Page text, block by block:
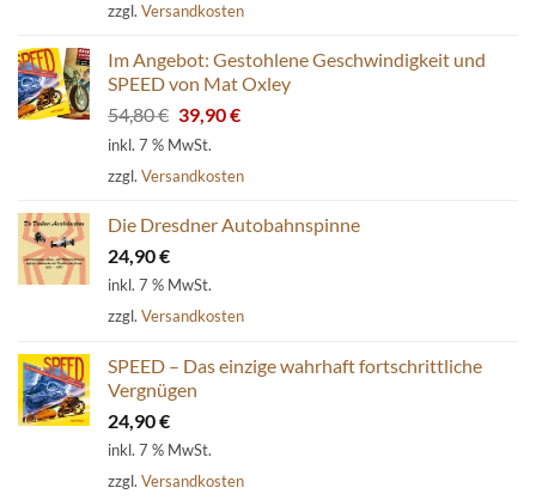
zzgl. Versandkosten
Im Angebot: Gestohlene Geschwindigkeit und
SPEED von Mat Oxley
54,80€ Ursprünglicher
Preis
54,80 €
39,90€Aktueller
39,90 €.
inkl. 7 % MwSt.
zzgl. Versandkosten
Die Dresdner Autobahnspinne
24,90€
inkl. 7 % MwSt.
zzgl. Versandkosten
SPEED – Das einzige wahrhaft fortschrittliche
Vergnügen
24,90€
inkl. 7 % MwSt.
zzgl. Versandkosten